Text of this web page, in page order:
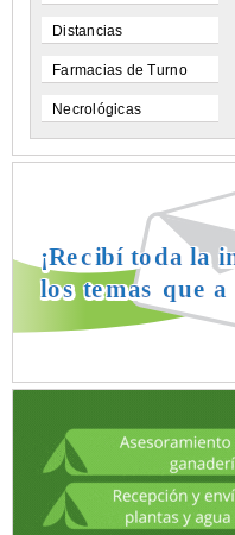
Distancias
Farmacias de Turno
Necrológicas